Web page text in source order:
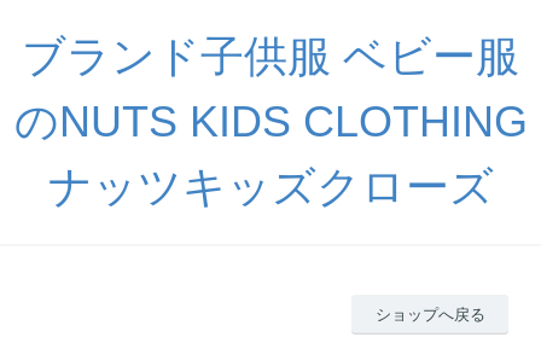
ブランド子供服 ベビー服
のNUTS KIDS CLOTHING
ナッツキッズクローズ
ショップへ戻る